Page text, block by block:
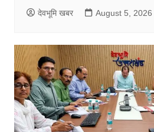
देवभूमि खबर August 5, 2026